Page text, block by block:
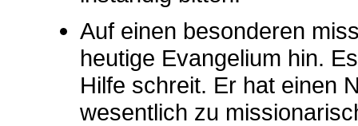
Auf einen besonderen
heutige Evangelium hin.
Hilfe schreit. Er hat einen
wesentlich zu